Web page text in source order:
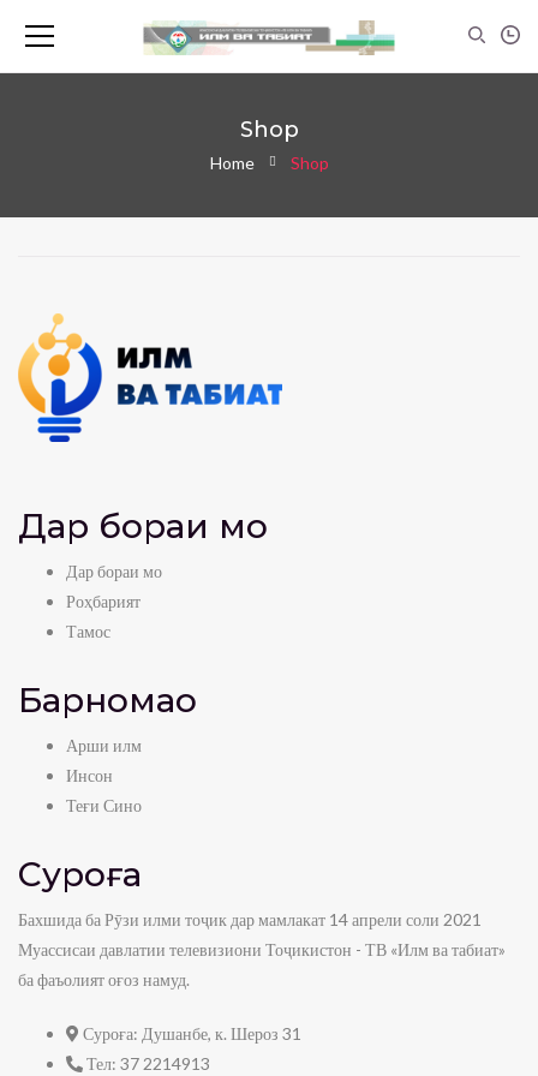
Shop
Home Shop
Дар бораи мо
Дар бораи мо
Роҳбарият
Тамос
Барномаҳо
Арши илм
Инсон
Теғи Сино
Суроға
Бахшида ба Рӯзи илми тоҷик дар мамлакат 14 апрели соли 2021
Муассисаи давлатии телевизиони Тоҷикистон - ТВ «Илм ва табиат»
ба фаъолият оғоз намуд.
Суроға: Душанбе, к. Шероз 31
Тел: 37 2214913